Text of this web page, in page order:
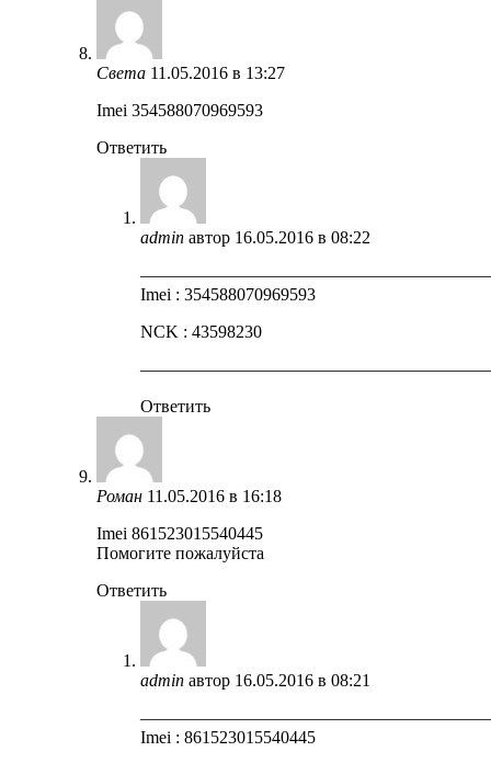
Света 11.05.2016 в 13:27
Imei 354588070969593
Ответить
admin автор 16.05.2016 в 08:22
Imei : 354588070969593
NCK : 43598230
Ответить
Роман 11.05.2016 в 16:18
Imei 861523015540445
Помогите пожалуйста
Ответить
admin автор 16.05.2016 в 08:21
Imei : 861523015540445